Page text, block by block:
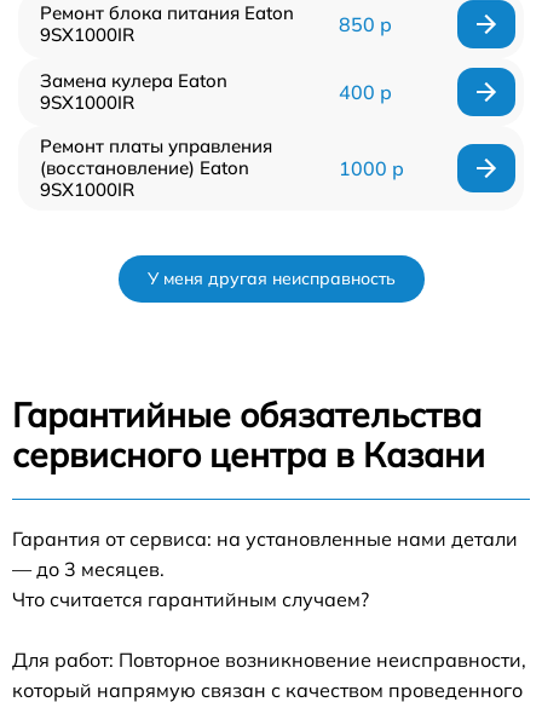
Ремонт блока питания Eaton
9SX1000IR
850 р
Замена кулера Eaton
9SX1000IR
400 р
Ремонт платы управления
(восстановление) Eaton
9SX1000IR
1000 р
У меня другая неисправность
Гарантийные обязательства
сервисного центра в Казани
Гарантия от сервиса: на установленные нами детали
— до 3 месяцев.
Что считается гарантийным случаем?
Для работ: Повторное возникновение неисправности,
который напрямую связан с качеством проведенного